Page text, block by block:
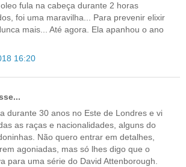
fula na cabeça durante 2 horas
foi uma maravilha... Para prevenir elixir
mais... Até agora. Ela apanhou o ano
16:20
durante 30 anos no Este de Londres e vi
as raças e nacionalidades, alguns do
Não quero entrar em detalhes,
agoniadas, mas só lhes digo que o
para uma série do David Attenborough.